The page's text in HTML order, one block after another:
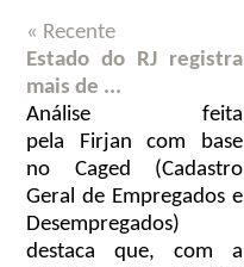
« Recente
Estado do RJ registra
mais de ...
Análise feita
pela Firjan com base
no Caged (Cadastro
Geral de Empregados e
Desempregados)
destaca que, com a